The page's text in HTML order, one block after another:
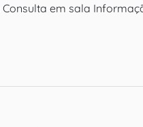
em sala